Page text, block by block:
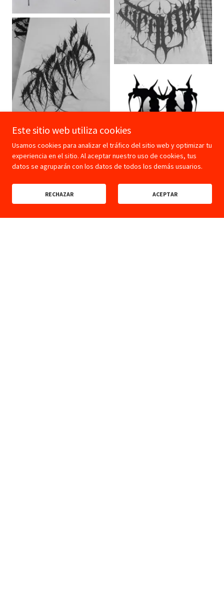
Este sitio web utiliza cookies
Usamos cookies para analizar el tráfico del sitio web y optimizar tu
experiencia en el sitio. Al aceptar nuestro uso de cookies, tus
datos se agruparán con los datos de todos los demás usuarios.
RECHAZAR ACEPTAR